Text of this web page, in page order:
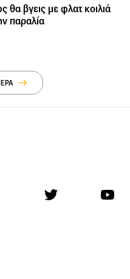
θα βγεις με φλατ κοιλιά
παραλία